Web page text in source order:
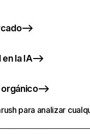
la IA
para analizar